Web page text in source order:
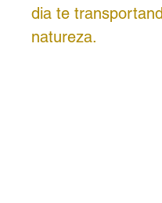
dia te
natureza.